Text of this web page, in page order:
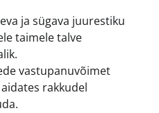
ja sügava juurestiku
taimele talve
vastupanuvõimet
rakkudel